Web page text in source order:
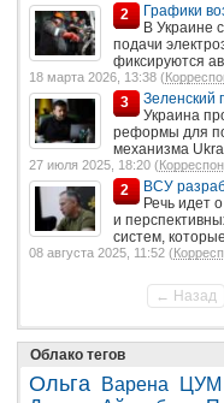
2
Графики
В Украине
подачи
фиксируются
18 марта 2026, 13:38 (
3
Зеленский
Украина
реформы для
механизма
27 июля 2025, 18:20 (
2
ВСУ
Речь идет
и
систем,
08 августа 2025, 11:52 (
← Назад
Облако тегов
Ольга Варена ЦУМ